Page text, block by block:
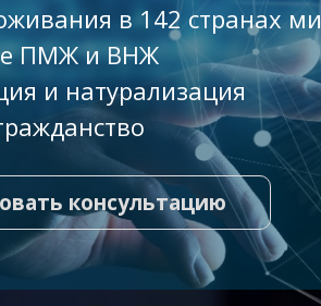
в 142 странах
ПМЖ и ВНЖ
и натурализация
консультацию